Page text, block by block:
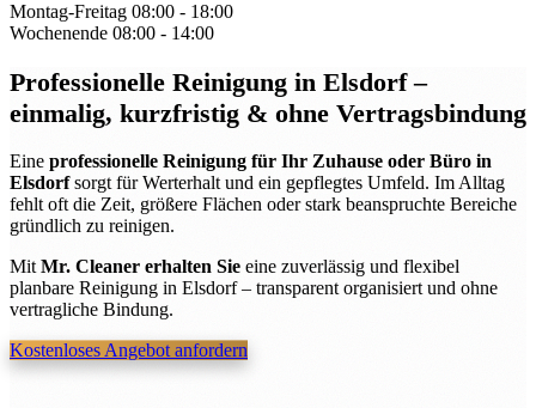
Montag-Freitag 08:00 - 18:00
Wochenende 08:00 - 14:00
Professionelle Reinigung in Elsdorf–
einmalig, kurzfristig & ohne Vertragsbindung
Eine professionelle Reinigung für Ihr Zuhause oder Büro in
Elsdorfsorgt für Werterhalt und ein gepflegtes Umfeld. Im Alltag
fehlt oft die Zeit, größere Flächen oder stark beanspruchte Bereiche
gründlich zu reinigen.
Mit Mr. Cleaner erhalten Sie eine zuverlässig und flexibel
planbare Reinigung in Elsdorf – transparent organisiert und ohne
vertragliche Bindung.
Kostenloses Angebot anfordern